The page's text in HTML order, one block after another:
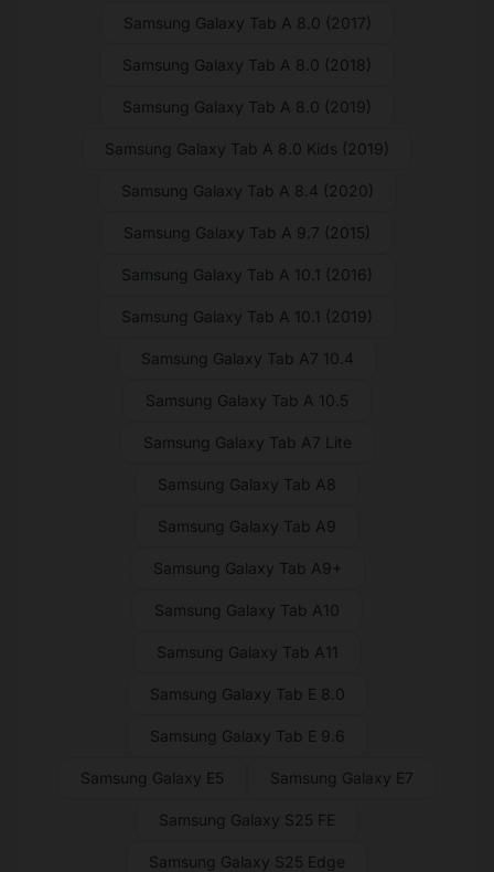
Samsung Galaxy Tab A 8.0 (2017)
Samsung Galaxy Tab A 8.0 (2018)
Samsung Galaxy Tab A 8.0 (2019)
Samsung Galaxy Tab A 8.0 Kids (2019)
Samsung Galaxy Tab A 8.4 (2020)
Samsung Galaxy Tab A 9.7 (2015)
Samsung Galaxy Tab A 10.1 (2016)
Samsung Galaxy Tab A 10.1 (2019)
Samsung Galaxy Tab A7 10.4
Samsung Galaxy Tab A 10.5
Samsung Galaxy Tab A7 Lite
Samsung Galaxy Tab A8
Samsung Galaxy Tab A9
Samsung Galaxy Tab A9+
Samsung Galaxy Tab A10
Samsung Galaxy Tab A11
Samsung Galaxy Tab E 8.0
Samsung Galaxy Tab E 9.6
Samsung Galaxy E5 Samsung Galaxy E7
Samsung Galaxy S25 FE
Samsung Galaxy S25 Edge